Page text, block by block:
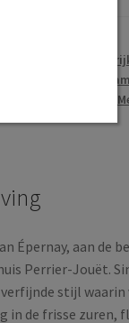
AOP
Pinot
Épernay, aan de
Perrier-Jouët.
stijl
in de frisse zuren,